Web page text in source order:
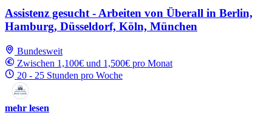
Assistenz gesucht - Arbeiten von Überall in Berlin,
Hamburg, Düsseldorf, Köln, München
Bundesweit
Zwischen 1,100€ und 1,500€ pro Monat
20 - 25 Stunden pro Woche
mehr lesen